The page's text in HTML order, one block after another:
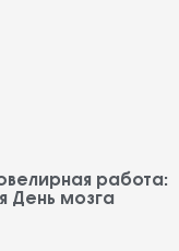
работа:
День мозга